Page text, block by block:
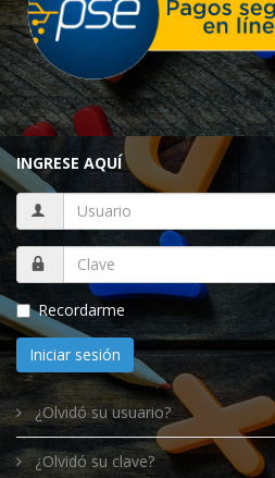
INGRESE AQUÍ
Recordarme
Iniciar sesión
¿Olvidó su usuario?
¿Olvidó su clave?